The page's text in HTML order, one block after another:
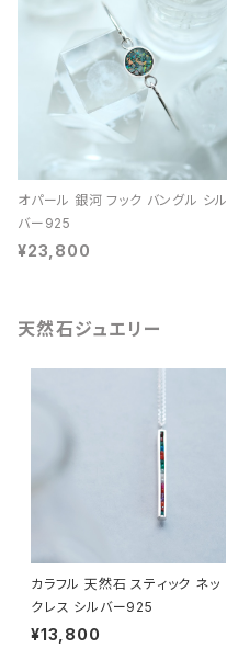
オパール 銀河 フック バングル シル
バー925
¥23,800
天然石ジュエリー
カラフル 天然石 スティック ネッ
クレス シルバー925
¥13,800